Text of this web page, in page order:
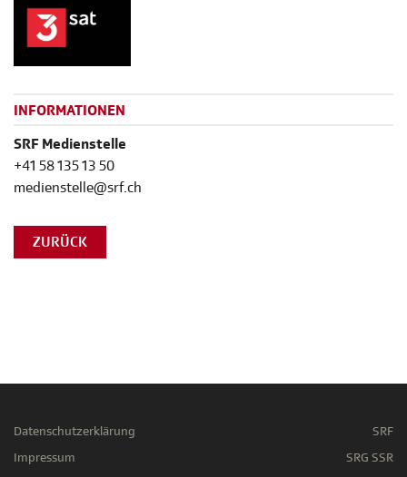
INFORMATIONEN
SRF Medienstelle
+41 58 135 13 50
medienstelle@srf.ch
ZURÜCK
Datenschutzerklärung
Impressum
SRF
SRG SSR